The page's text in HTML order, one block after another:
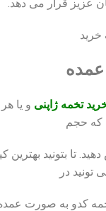
عزیز قرار می دهد.
خرید
عمده
تخمه ژاپنی و یا
که حجم
تا بتونید بهترین
در
کدو به صورت عمده